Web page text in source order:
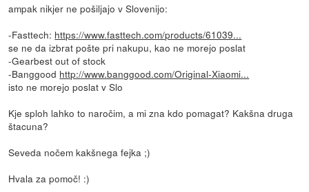
ampak nikjer ne pošiljajo v Slovenijo:
-Fasttech: https://www.fasttech.com/products/61039...
se ne da izbrat pošte pri nakupu, kao ne morejo poslat
-Gearbest out of stock
-Banggood http://www.banggood.com/Original-Xiaomi...
isto ne morejo poslat v Slo
Kje sploh lahko to naročim, a mi zna kdo pomagat? Kakšna druga
štacuna?
Seveda nočem kakšnega fejka ;)
Hvala za pomoč! :)